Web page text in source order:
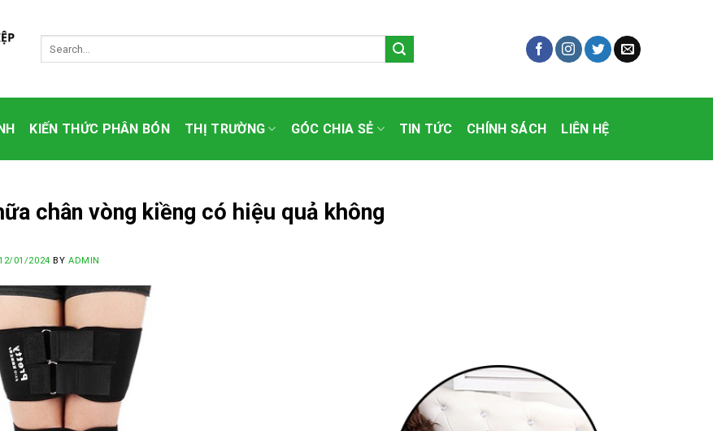
KIẾN THỨC PHÂN BÓN THỊ TRƯỜNG GÓC CHIA SẺ TIN TỨC CHÍNH SÁCH LIÊN HỆ
chân vòng kiềng có hiệu quả không
01/2024 BY ADMIN